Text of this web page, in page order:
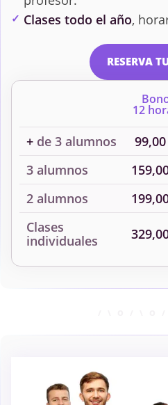
Clases todo el año,
RESERVA
12
+ de 3 alumnos
3 alumnos
2 alumnos
Clases
individuales